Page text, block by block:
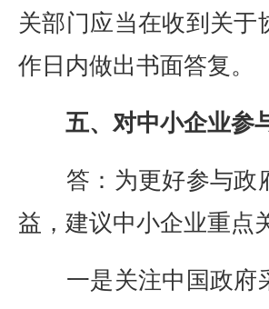
关部门应当在收到关于
作日内做出书面答复。
五、对中小企业参
答：为更好参与政
益，建议中小企业重点
一是关注中国政府